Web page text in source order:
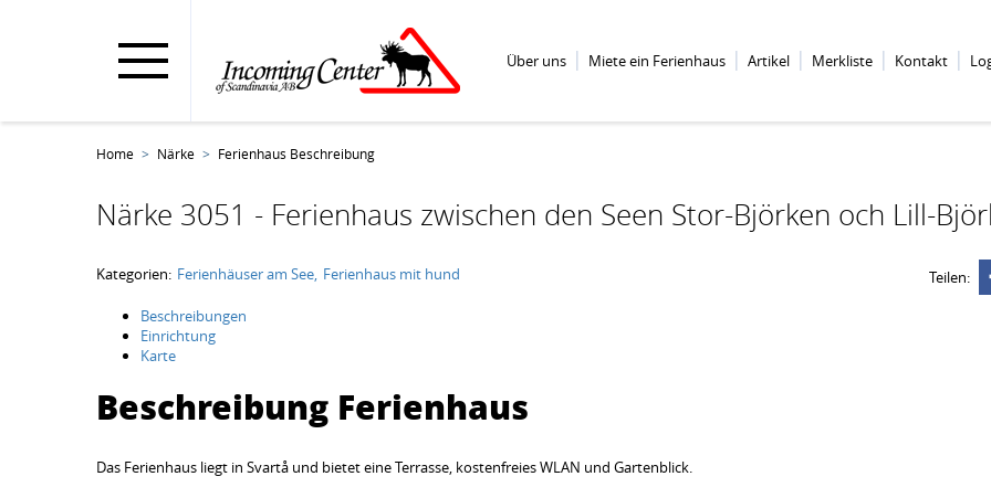
Über uns Miete ein Ferienhaus Artikel Merkliste Kontakt
Home Närke Ferienhaus Beschreibung
Närke 3051 - Ferienhaus zwischen den Seen Stor-Björken och Lill-
Kategorien: Ferienhäuser am See Ferienhaus mit hund
Teilen:
Beschreibungen
Einrichtung
Karte
Beschreibung Ferienhaus
Das Ferienhaus liegt in Svartå und bietet eine Terrasse, kostenfreies WLAN und Gartenblick.